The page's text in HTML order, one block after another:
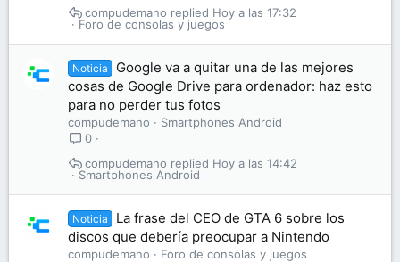
Foro de consolas y juegos
Hoy a las 17:32
compudemano
Noticia
Google va a quitar una de las mejores
cosas de Google Drive para ordenador: haz esto
para no perder tus fotos
compudemano
Smartphones Android
0
Smartphones Android
Hoy a las 14:42
compudemano
Noticia
La frase del CEO de GTA 6 sobre los
discos que debería preocupar a Nintendo
compudemano
Foro de consolas y juegos